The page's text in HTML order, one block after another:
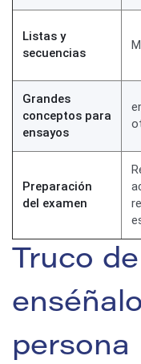
Listas y
secuencias
Grandes
conceptos para
ensayos
Preparación
del examen
Truco
persona